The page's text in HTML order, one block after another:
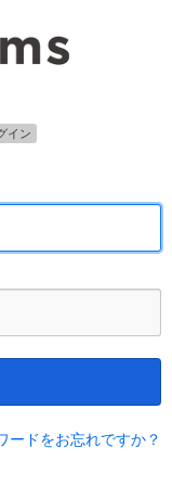
イン
ードをお忘れですか？